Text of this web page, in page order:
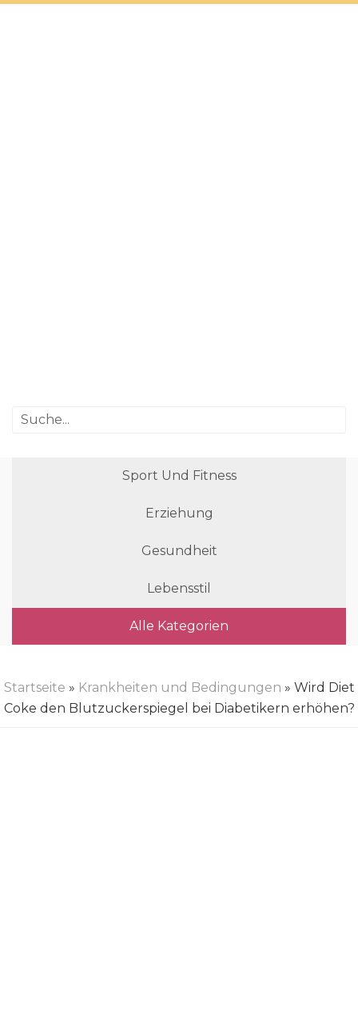
Sport Und Fitness
Erziehung
Gesundheit
Lebensstil
Alle Kategorien
Startseite » Krankheiten und Bedingungen » Wird Diet
Coke den Blutzuckerspiegel bei Diabetikern erhöhen?